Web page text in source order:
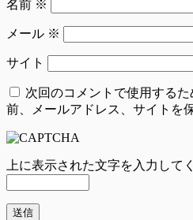
名前 ※
メール ※
サイト
次回のコメントで使用する
前、メールアドレス、サイトを
上に表示された文字を入力して